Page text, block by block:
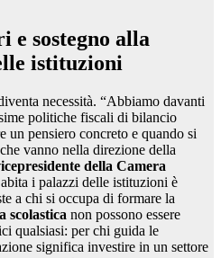
sostegno alla
istituzioni
necessità. “Abbiamo davanti
politiche fiscali di bilancio
un pensiero concreto e quando si
vanno nella direzione della
della Camera
i palazzi delle istituzioni è
a chi si occupa di formare la
scolastica non possono essere
qualsiasi: per chi guida le
significa investire in un settore